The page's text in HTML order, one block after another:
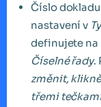
Číslo
nastavení v
definujete na
Číselné řady.
změnit,
třemi